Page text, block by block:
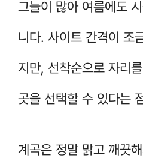
그늘이 많아 여름에도
니다. 사이트 간격이 조
지만, 선착순으로 자리
곳을 선택할 수 있다는
계곡은 정말 맑고 깨끗